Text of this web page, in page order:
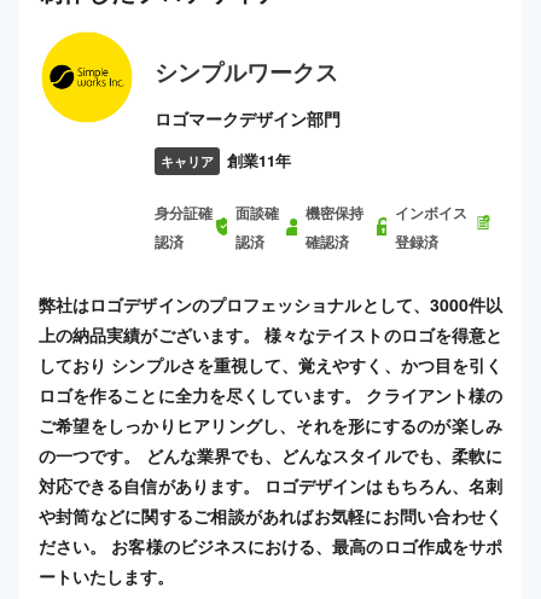
シンプルワークス
ロゴマークデザイン部門
キャリア 創業11年
身分証確
認済
面談確
認済
機密保持
確認済
インボイス
登録済
弊社はロゴデザインのプロフェッショナルとして、3000件以
上の納品実績がございます。 様々なテイストのロゴを得意と
しており シンプルさを重視して、覚えやすく、かつ目を引く
ロゴを作ることに全力を尽くしています。 クライアント様の
ご希望をしっかりヒアリングし、それを形にするのが楽しみ
の一つです。 どんな業界でも、どんなスタイルでも、柔軟に
対応できる自信があります。 ロゴデザインはもちろん、名刺
や封筒などに関するご相談があればお気軽にお問い合わせく
ださい。 お客様のビジネスにおける、最高のロゴ作成をサポ
ートいたします。